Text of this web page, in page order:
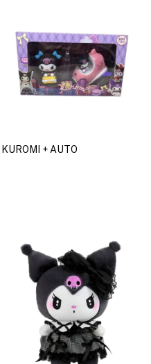
KUROMI + AUTO